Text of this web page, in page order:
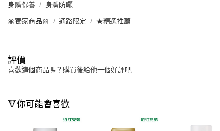
身體保養 身體防曬
🎀獨家商品🎀 通路限定 ★精選推薦
評價
喜歡這個商品嗎？購買後給他一個好評吧
🔻你可能會喜歡